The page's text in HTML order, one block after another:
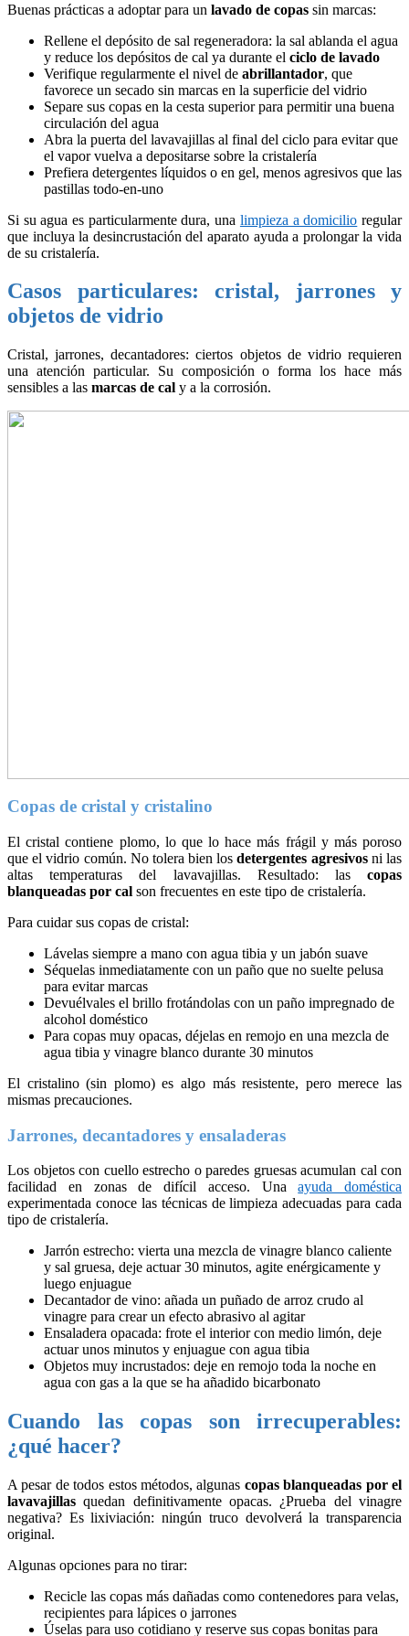
Buenas prácticas a adoptar para un lavado de copas sin marcas:
Rellene el depósito de sal regeneradora: la sal ablanda el agua
y reduce los depósitos de cal ya durante el ciclo de lavado
Verifique regularmente el nivel de abrillantador, que
favorece un secado sin marcas en la superficie del vidrio
Separe sus copas en la cesta superior para permitir una buena
circulación del agua
Abra la puerta del lavavajillas al final del ciclo para evitar que
el vapor vuelva a depositarse sobre la cristalería
Prefiera detergentes líquidos o en gel, menos agresivos que las
pastillas todo-en-uno
Si su agua es particularmente dura, una limpieza a domicilio regular
que incluya la desincrustación del aparato ayuda a prolongar la vida
de su cristalería.
Casos particulares: cristal, jarrones y
objetos de vidrio
Cristal, jarrones, decantadores: ciertos objetos de vidrio requieren
una atención particular. Su composición o forma los hace más
sensibles a las marcas de cal y a la corrosión.
Copas de cristal y cristalino
El cristal contiene plomo, lo que lo hace más frágil y más poroso
que el vidrio común. No tolera bien losdetergentes agresivosni las
altas temperaturas del lavavajillas. Resultado: las copas
blanqueadas por cal son frecuentes en este tipo de cristalería.
Para cuidar sus copas de cristal:
Lávelas siempre a mano con agua tibia y un jabón suave
Séquelas inmediatamente con un paño que no suelte pelusa
para evitar marcas
Devuélvales el brillo frotándolas con un paño impregnado de
alcohol doméstico
Para copas muy opacas, déjelas en remojo en una mezcla de
agua tibia y vinagre blanco durante 30 minutos
El cristalino (sin plomo) es algo más resistente, pero merece las
mismas precauciones.
Jarrones, decantadores y ensaladeras
Los objetos con cuello estrecho o paredes gruesas acumulan cal con
facilidad en zonas de difícil acceso. Unaayuda doméstica
experimentada conoce las técnicas de limpieza adecuadas para cada
tipo de cristalería.
Jarrón estrecho: vierta una mezcla de vinagre blanco caliente
y sal gruesa, deje actuar 30 minutos, agite enérgicamente y
luego enjuague
Decantador de vino: añada un puñado de arroz crudo al
vinagre para crear un efecto abrasivo al agitar
Ensaladera opacada: frote el interior con medio limón, deje
actuar unos minutos y enjuague con agua tibia
Objetos muy incrustados: deje en remojo toda la noche en
agua con gas a la que se ha añadido bicarbonato
Cuando las copas son irrecuperables:
¿qué hacer?
A pesar de todos estos métodos, algunas copas blanqueadas por el
lavavajillas quedan definitivamente opacas. ¿Prueba del vinagre
negativa? Es lixiviación: ningún truco devolverá la transparencia
original.
Algunas opciones para no tirar:
Recicle las copas más dañadas como contenedores para velas,
recipientes para lápices o jarrones
Úselas para uso cotidiano y reserve sus copas bonitas para